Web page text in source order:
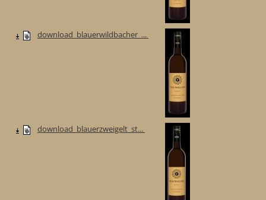
download_blauerwildbacher_...
download_blauerzweigelt_st...